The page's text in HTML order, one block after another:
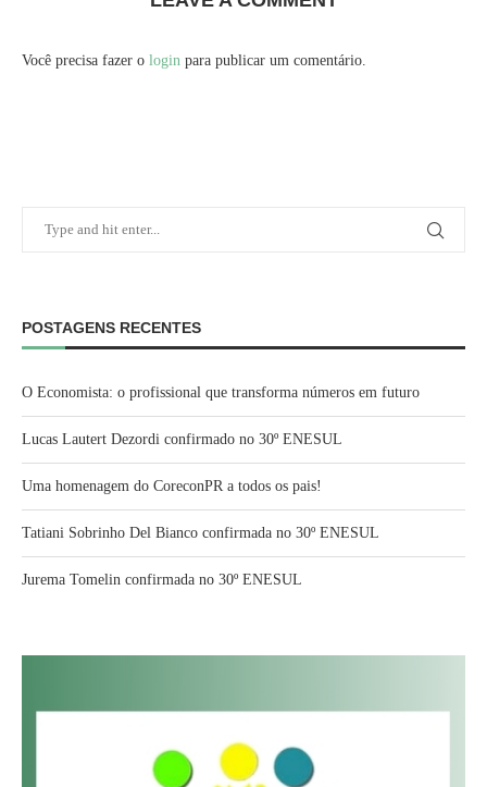
Você precisa fazer o login para publicar um comentário.
POSTAGENS RECENTES
O Economista: o profissional que transforma números em futuro
Lucas Lautert Dezordi confirmado no 30º ENESUL
Uma homenagem do CoreconPR a todos os pais!
Tatiani Sobrinho Del Bianco confirmada no 30º ENESUL
Jurema Tomelin confirmada no 30º ENESUL